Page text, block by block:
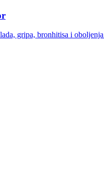
gripa, bronhitisa i